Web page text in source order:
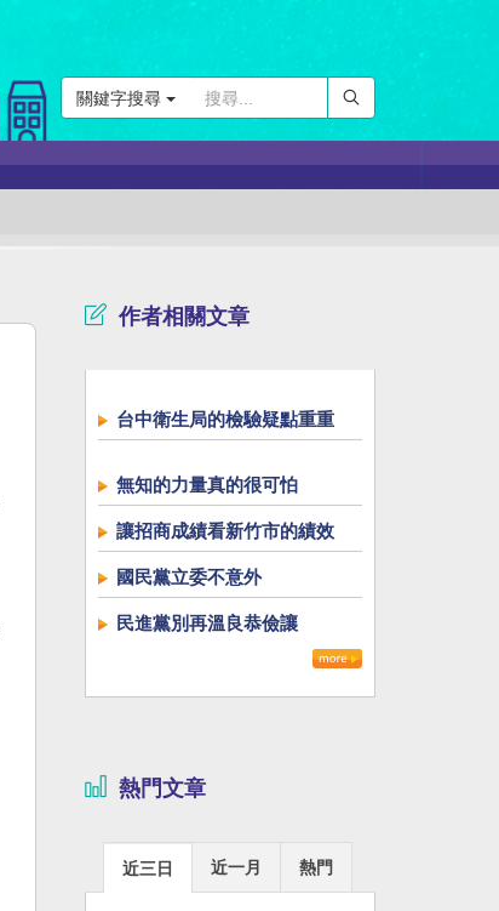
關鍵字搜尋
作者相關文章
台中衛生局的檢驗疑點重重
無知的力量真的很可怕
讓招商成績看新竹市的績效
國民黨立委不意外
民進黨別再溫良恭儉讓
熱門文章
近三日 近一月 熱門